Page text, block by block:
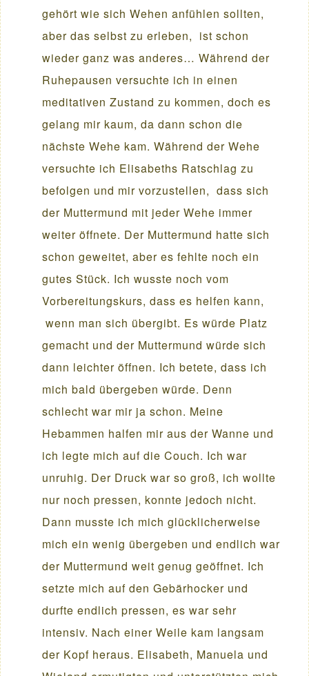
gehört wie sich Wehen anfühlen sollten,
aber das selbst zu erleben, ist schon
wieder ganz was anderes… Während der
Ruhepausen versuchte ich in einen
meditativen Zustand zu kommen, doch es
gelang mir kaum, da dann schon die
nächste Wehe kam. Während der Wehe
versuchte ich Elisabeths Ratschlag zu
befolgen und mir vorzustellen, dass sich
der Muttermund mit jeder Wehe immer
weiter öffnete. Der Muttermund hatte sich
schon geweitet, aber es fehlte noch ein
gutes Stück. Ich wusste noch vom
Vorbereitungskurs, dass es helfen kann,
wenn man sich übergibt. Es würde Platz
gemacht und der Muttermund würde sich
dann leichter öffnen. Ich betete, dass ich
mich bald übergeben würde. Denn
schlecht war mir ja schon. Meine
Hebammen halfen mir aus der Wanne und
ich legte mich auf die Couch. Ich war
unruhig. Der Druck war so groß, ich wollte
nur noch pressen, konnte jedoch nicht.
Dann musste ich mich glücklicherweise
mich ein wenig übergeben und endlich war
der Muttermund weit genug geöffnet. Ich
setzte mich auf den Gebärhocker und
durfte endlich pressen, es war sehr
intensiv. Nach einer Weile kam langsam
der Kopf heraus. Elisabeth, Manuela und